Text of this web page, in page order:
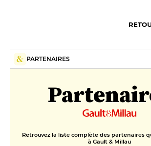
PARTENAIRES
Retrouvez la liste complète des partenaires
à Gault & Millau